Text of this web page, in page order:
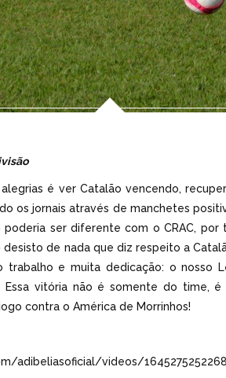
é ver Catalão vencendo,
os jornais através de manchetes
poderia ser diferente com o CRAC,
desisto de nada que diz respeito a
trabalho e muita dedicação: o nosso
Essa vitória não é somente do time,
contra o América de Morrinhos!
adibeliasoficial/videos/